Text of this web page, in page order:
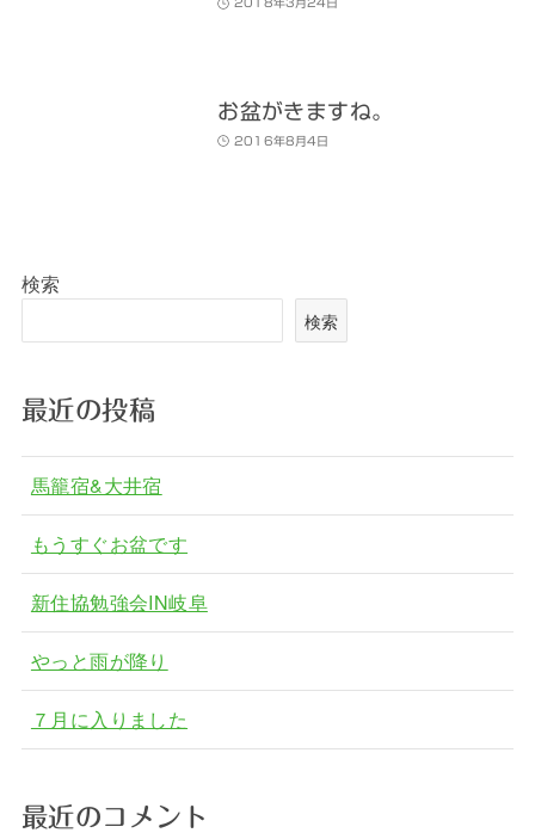
2018年3月24日
お盆がきますね。
2016年8月4日
検索
検索
最近の投稿
馬籠宿&大井宿
もうすぐお盆です
新住協勉強会IN岐阜
やっと雨が降り
７月に入りました
最近のコメント